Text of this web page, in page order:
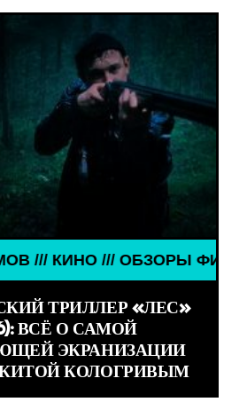
/// ОБЗОРЫ ФИЛЬМОВ ///
ТРИЛЛЕР «ЛЕС»
ВСЁ О САМОЙ
ЭКРАНИЗАЦИИ
КОЛОГРИВЫМ